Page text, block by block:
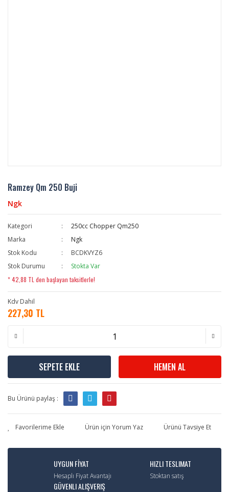
Ramzey Qm 250 Buji
Ngk
Kategori
250cc Chopper Qm250
Marka
Ngk
Stok Kodu
BCDKVYZ6
Stok Durumu
Stokta Var
* 42,88 TL den başlayan taksitlerle!
Kdv Dahil
227,30 TL
SEPETE EKLE HEMEN AL
Bu Ürünü paylaş :
Ürün için Yorum Yaz Ürünü Tavsiye Et
UYGUN FİYAT
Hesaplı Fiyat Avantajı
HIZLI TESLIMAT
Stoktan satış
GÜVENLI ALIŞVERIŞ